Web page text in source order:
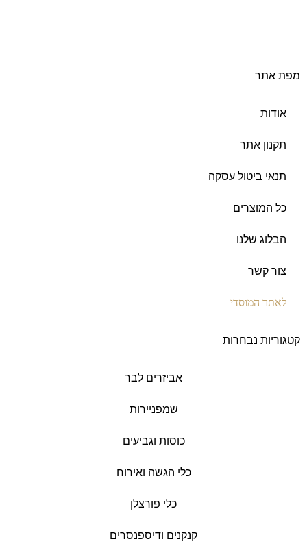
מפת אתר
אודות
תקנון אתר
תנאי ביטול עסקה
כל המוצרים
הבלוג שלנו
צור קשר
לאתר המוסדי
קטגוריות נבחרות
אביזרים לבר
שמפניירות
כוסות וגביעים
כלי הגשה ואירוח
כלי פורצלן
קנקנים ודיספנסרים